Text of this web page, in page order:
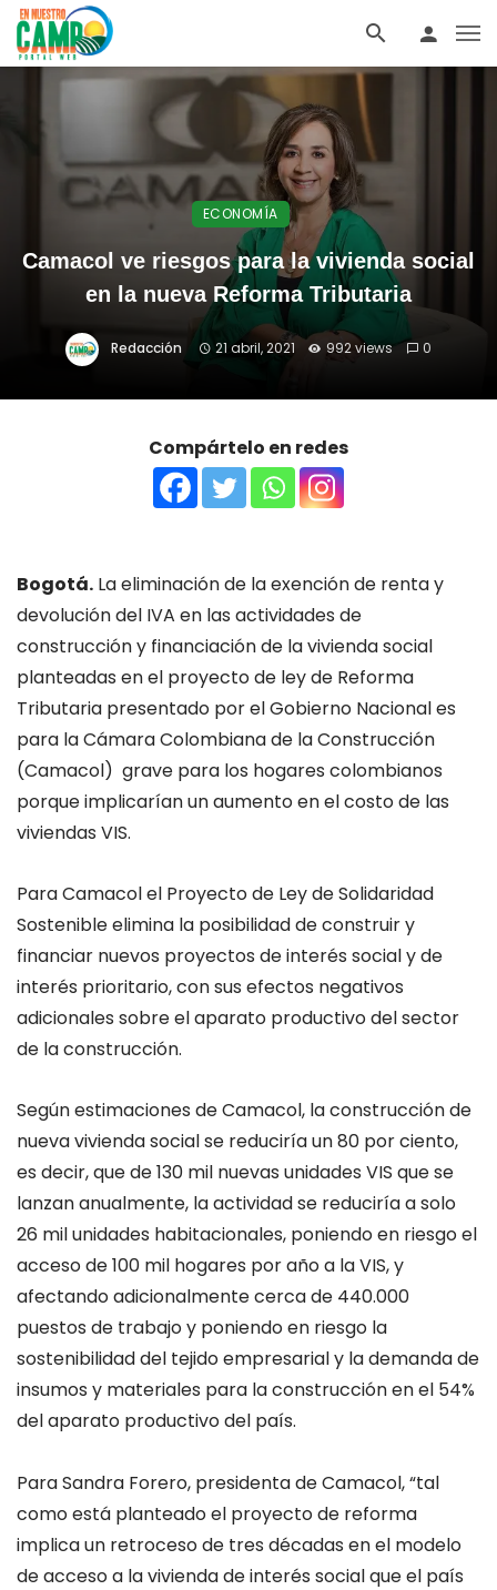
ECONOMÍA
Camacol ve riesgos para la vivienda social
en la nueva Reforma Tributaria
Redacción 21 abril, 2021 992 views 0
Compártelo en redes
Bogotá. La eliminación de la exención de renta y
devolución del IVA en las actividades de
construcción y financiación de la vivienda social
planteadas en el proyecto de ley de Reforma
Tributaria presentado por el Gobierno Nacional es
para laCámara Colombiana de la Construcción
(Camacol) grave para los hogares colombianos
porqueimplicarían un aumento en el costo de las
viviendas VIS.
Para Camacol el Proyecto de Ley de Solidaridad
Sostenible elimina la posibilidad de construir y
financiar nuevos proyectos de interés social y de
interés prioritario, con sus efectos negativos
adicionales sobre el aparato productivo del sector
de la construcción.
Según estimaciones de Camacol, la construcción de
nueva vivienda social se reduciría un 80 por ciento,
es decir, que de 130 mil nuevas unidades VIS que se
lanzan anualmente, la actividad se reduciría a solo
26 mil unidades habitacionales, poniendo en riesgo el
acceso de 100 mil hogares por año a la VIS, y
afectando adicionalmente cerca de 440.000
puestos de trabajo y poniendo en riesgo la
sostenibilidad del tejido empresarial y la demanda de
insumos y materiales para la construcción en el 54%
del aparato productivo del país.
Para Sandra Forero, presidenta de Camacol, “tal
como está planteado el proyecto de reforma
implica un retroceso de tres décadas en el modelo
de acceso a la vivienda de interés social que el país